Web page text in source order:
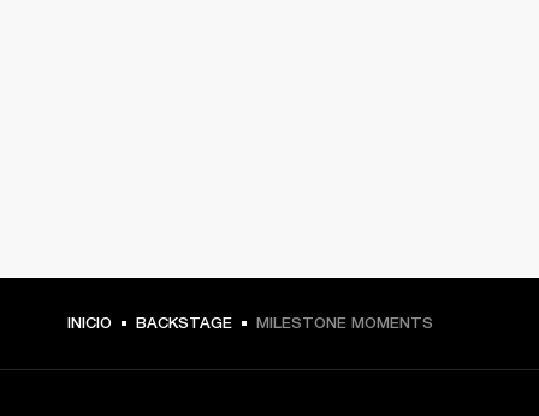
INICIO BACKSTAGE MILESTONE MOMENTS